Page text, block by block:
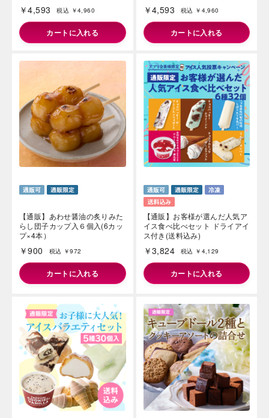
￥4,593 税込 ￥4,960
カートに入れる
￥4,593 税込 ￥4,960
カートに入れる
【通販】あわせ醤油の炙りみた
らし団子カップ入６個入(6カッ
プ×4本）
￥900 税込 ￥972
カートに入れる
【通販】お客様が選んだ人気ア
イス食べ比べセット ドライアイ
ス付き(送料込み)
￥3,824 税込 ￥4,129
カートに入れる